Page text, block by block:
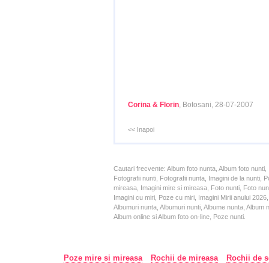
Corina & Florin, Botosani, 28-07-2007
<< Inapoi
Cautari frecvente: Album foto nunta, Album foto
Fotografii nunti, Fotografii nunta, Imagini de la nunti,
mireasa, Imagini mire si mireasa, Foto nunti, Foto
Imagini cu miri, Poze cu miri, Imagini Mirii anului
Albumuri nunta, Albumuri nunti, Albume nunta,
Album online si Album foto on-line, Poze nunti.
Poze mire si mireasa Rochii de mireasa
Rochii de